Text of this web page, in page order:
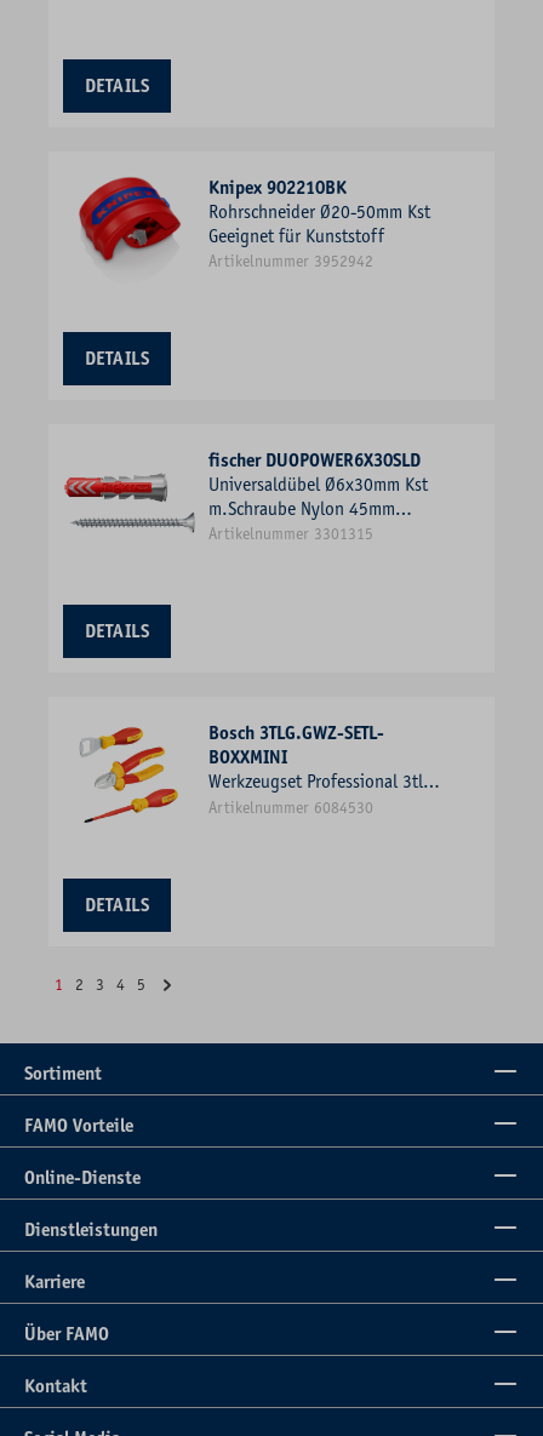
DETAILS
Knipex 902210BK
Rohrschneider Ø20-50mm Kst
Geeignet für Kunststoff
Artikelnummer 3952942
DETAILS
fischer DUOPOWER6X30SLD
Universaldübel Ø6x30mm Kst
m.Schraube Nylon 45mm
Ø4mm f.Gasbeton f.SKT-Schr
Artikelnummer 3301315
DETAILS
Bosch 3TLG.GWZ-SETL-
BOXXMINI
Werkzeugset Professional 3tlg
1xPH 1xKabSchneid
Artikelnummer 6084530
DETAILS
1 2 3 4 5
Sortiment
FAMO Vorteile
Online-Dienste
Dienstleistungen
Karriere
Über FAMO
Kontakt